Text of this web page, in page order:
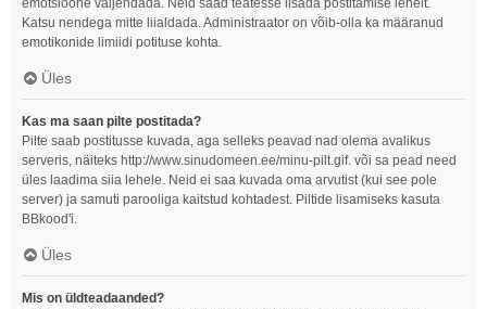
emotsioone väljendada. Neid saad teatesse lisada postitamise lehelt.
Katsu nendega mitte liialdada. Administraator on võib-olla ka määranud
emotikonide limiidi potituse kohta.
Üles
Kas ma saan pilte postitada?
Pilte saab postitusse kuvada, aga selleks peavad nad olema avalikus
serveris, näiteks http://www.sinudomeen.ee/minu-pilt.gif. või sa pead need
üles laadima siia lehele. Neid ei saa kuvada oma arvutist (kui see pole
server) ja samuti parooliga kaitstud kohtadest. Piltide lisamiseks kasuta
BBkood'i.
Üles
Mis on üldteadaanded?